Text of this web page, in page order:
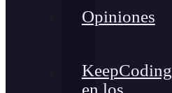
Opiniones
KeepCoding
en los